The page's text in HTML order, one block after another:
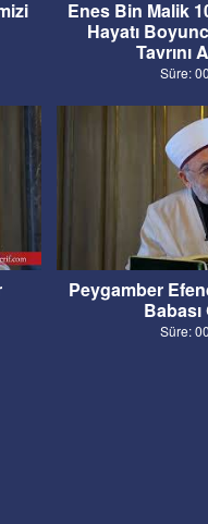
Enes Bin Malik
Hayatı
Tavrını
Süre:
Peygamber
Süre: